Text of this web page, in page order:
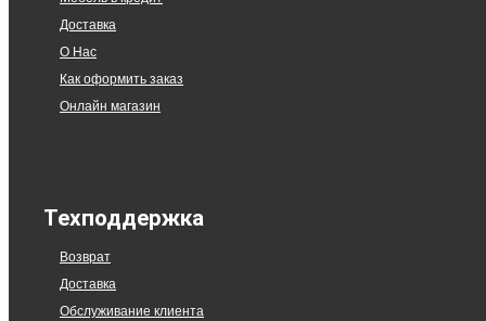
Доставка
О Нас
Как оформить заказ
Онлайн магазин
Техподдержка
Возврат
Доставка
Обслуживание клиента